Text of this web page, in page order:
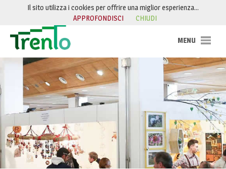
Salta al contenuto
Il sito utilizza i cookies per offrire una miglior esperienza…
APPROFONDISCI
CHIUDI